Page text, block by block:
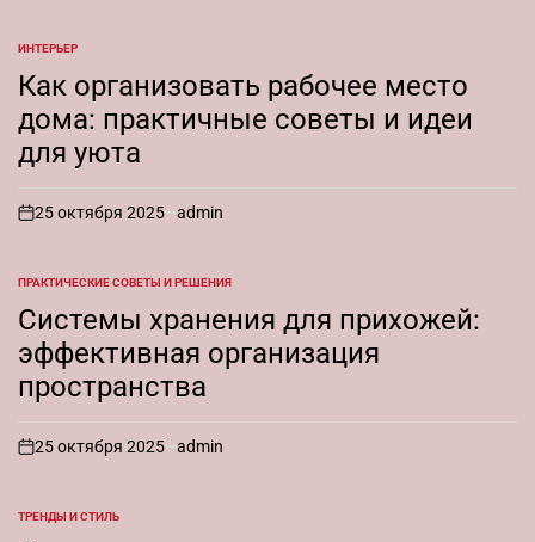
ОПУБЛИКОВАНО
В
ИНТЕРЬЕР
Как организовать рабочее место
дома: практичные советы и идеи
для уюта
on
25 октября 2025 admin
ОПУБЛИКОВАНО
ПРАКТИЧЕСКИЕ СОВЕТЫ И РЕШЕНИЯ
Системы хранения для прихожей:
эффективная организация
пространства
on
25 октября 2025 admin
ОПУБЛИКОВАНО
ТРЕНДЫ И СТИЛЬ